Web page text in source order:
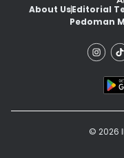
About UsEditorial
Pedoman
© 2026